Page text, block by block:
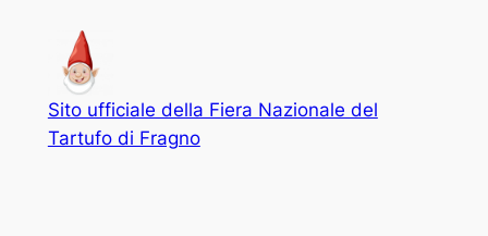
contenuto
Sito ufficiale della Fiera Nazionale del
Tartufo di Fragno